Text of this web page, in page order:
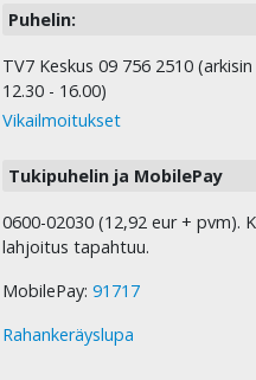
Puhelin:
TV7 Keskus 09 756 2510
12.30 - 16.00)
Vikailmoitukset
Tukipuhelin ja MobilePay
0600-02030 (12,92 eur + pvm).
lahjoitus tapahtuu.
MobilePay: 91717
Rahankeräyslupa